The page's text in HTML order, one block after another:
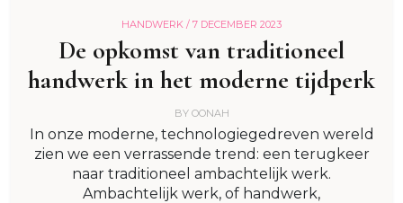
HANDWERK / 7 DECEMBER 2023
De opkomst van traditioneel
handwerk in het moderne tijdperk
BY OONAH
In onze moderne, technologiegedreven wereld
zien we een verrassende trend: een terugkeer
naar traditioneel ambachtelijk werk.
Ambachtelijk werk, of handwerk,